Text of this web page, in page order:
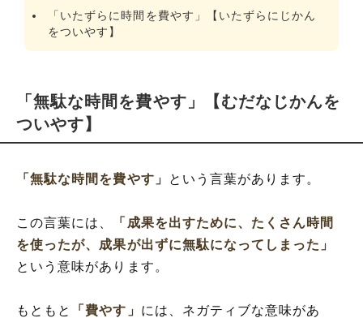
「いたずらに時間を費やす」【いたずらにじかん
をついやす】
「無駄な時間を費やす」【むだなじかんを
ついやす】
「無駄な時間を費やす」 という言葉があります。
この言葉には、
「成果を出すために、たくさん時間
を使ったが、成果が出ずに無駄になってしまった」
という意味があります。
もともと 「費やす」 には、ネガティブな意味があ